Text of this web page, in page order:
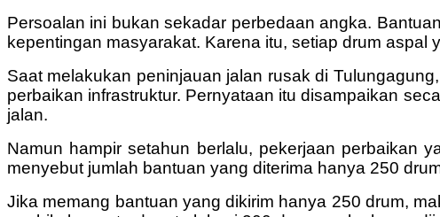
Persoalan ini bukan sekadar perbedaan angka.
kepentingan masyarakat. Karena itu, setiap drum
Saat melakukan peninjauan jalan rusak di
perbaikan infrastruktur. Pernyataan itu disampaikan
jalan.
Namun hampir setahun berlalu, pekerjaan perbaikan
menyebut jumlah bantuan yang diterima hanya 250
Jika memang bantuan yang dikirim hanya 250 drum,